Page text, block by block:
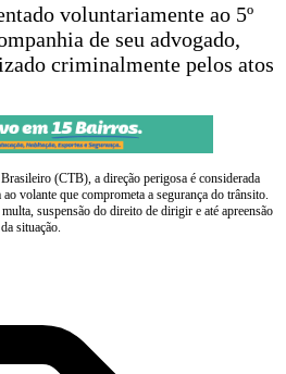
voluntariamente ao 5º
de seu advogado,
criminalmente pelos atos
(CTB), a direção perigosa é considerada
volante que comprometa a segurança do trânsito.
suspensão do direito de dirigir e até apreensão
situação.